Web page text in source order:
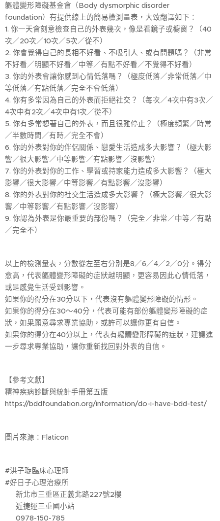
軀體變形障礙基金會（Body dysmorphic disorder
foundation）有提供線上的簡易檢測量表，大致翻譯如下：
1. 你一天會刻意檢查自己的外表幾次，像是看鏡子或櫥窗？（40
次／20次／10次／5次／從不）
2. 你會覺得自己的長相不好看、不吸引人、或有問題嗎？（非常
不好看／明顯不好看／中等／有點不好看／不覺得不好看）
3. 你的外表會讓你感到心情低落嗎？（極度低落／非常低落／中
等低落／有點低落／完全不會低落）
4. 你有多常因為自己的外表而拒絕社交？（每次／4次中有3次／
4次中有2次／4次中有1次／從不）
5. 你有多常想著自己的外表，而且很難停止？（極度頻繁／時常
／半數時間／有時／完全不會）
6. 你的外表對你的伴侶關係、戀愛生活造成多大影響？（極大影
響／很大影響／中等影響／有點影響／沒影響）
7. 你的外表對你的工作、學習或持家能力造成多大影響？（極大
影響／很大影響／中等影響／有點影響／沒影響）
8. 你的外表對你的社交生活造成多大影響？（極大影響／很大影
響／中等影響／有點影響／沒影響）
9. 你認為外表是你最重要的部份嗎？（完全／非常／中等／有點
／完全不）
以上的檢測量表，分數從左至右分別是8／6／4／2／0分。得分
愈高，代表軀體變形障礙的症狀越明顯，更容易因此心情低落，
或是感覺生活受到影響。
如果你的得分在30分以下，代表沒有軀體變形障礙的情形。
如果你的得分在30～40分，代表可能有部份軀體變形障礙的症
狀，如果願意尋求專業協助，或許可以讓你更有自信。
如果你的得分在40分以上，代表有軀體變形障礙的症狀，建議進
一步尋求專業協助，讓你重新找回對外表的自信。
【參考文獻】
精神疾病診斷與統計手冊第五版
https://bddfoundation.org/information/do-i-have-bdd-test/
圖片來源：Flaticon
#洪子琁臨床心理師
#好日子心理治療所
🚩 新北市三重區正義北路227號2樓
🚃 近捷運三重國小站
☎️ 0978-150-785